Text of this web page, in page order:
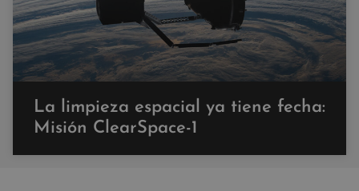
La limpieza espacial ya tiene fecha:
Misión ClearSpace-1